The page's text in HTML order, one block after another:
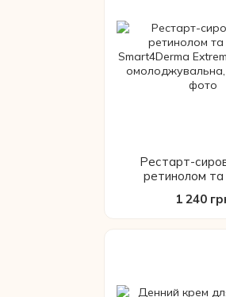
Рестарт-
ретинолом
нічна
1 240